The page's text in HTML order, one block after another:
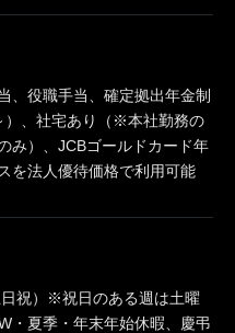
、役職手当、確定拠出年金制
、社宅あり（※本社勤務の
み）、JCBゴールドカード年
を法人優待価格で利用可能
日祝）※祝日のある週は土曜
・夏季・年末年始休暇、慶弔